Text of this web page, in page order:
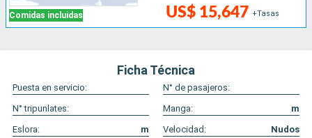
Comidas incluidas US$ 15,647 +Tasas
Ficha Técnica
Puesta en servicio:
N° de pasajeros:
N° tripunlates:
Manga:
m
Eslora:
m Velocidad: Nudos